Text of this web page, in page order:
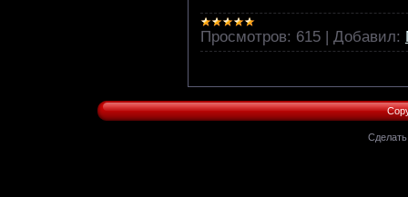
Просмотров: 615 | Добавил: